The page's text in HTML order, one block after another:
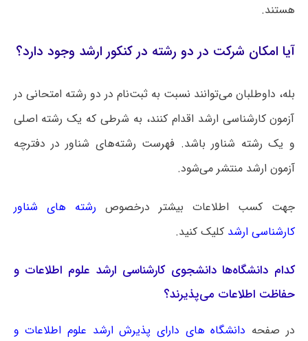
هستند.
آیا امکان شرکت در دو رشته در کنکور ارشد وجود دارد؟
بله، داوطلبان می‌توانند نسبت به ثبت‌نام در دو رشته امتحانی در
آزمون کارشناسی ارشد اقدام کنند، به شرطی که یک رشته اصلی
و یک رشته شناور باشد. فهرست رشته‌های شناور در دفترچه
آزمون ارشد منتشر می‌شود.
جهت کسب اطلاعات بیشتر درخصوص رشته های شناور
کارشناسی ارشد کلیک کنید.
کدام دانشگاه‌ها دانشجوی کارشناسی ارشد علوم اطلاعات و
حفاظت اطلاعات می‌پذیرند؟
در صفحه دانشگاه های دارای پذیرش ارشد علوم اطلاعات و